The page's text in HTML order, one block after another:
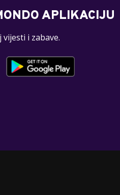
APLIKACIJU
vijesti i zabave.